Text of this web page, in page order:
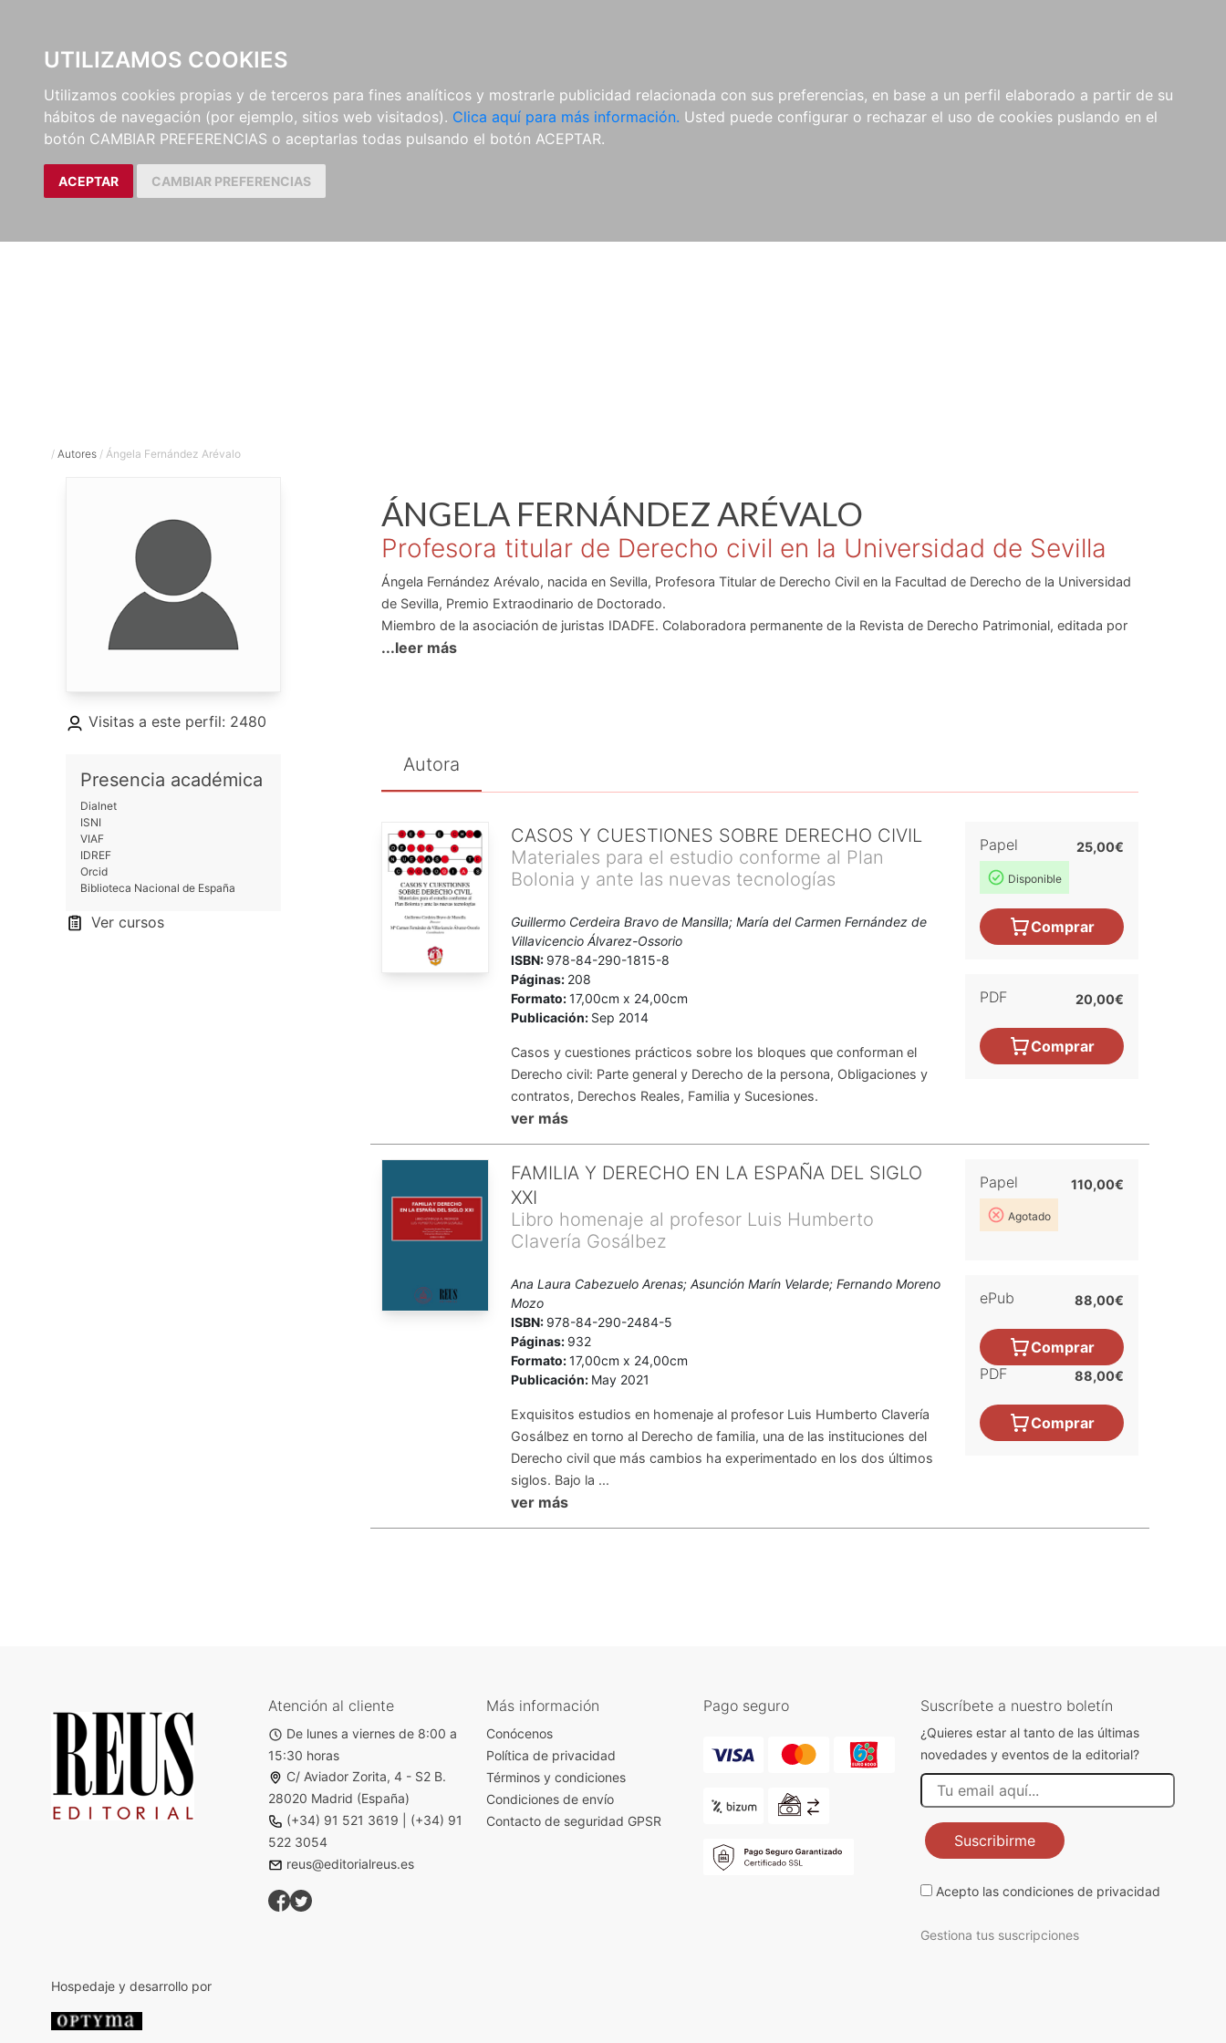
UTILIZAMOS COOKIES
Utilizamos cookies propias y de terceros para fines analíticos y mostrarle publicidad relacionada con sus preferencias, en base a un perfil elaborado a partir de su
hábitos de navegación (por ejemplo, sitios web visitados). Clica aquí para más información. Usted puede configurar o rechazar el uso de cookies puslando en el
botón CAMBIAR PREFERENCIAS o aceptarlas todas pulsando el botón ACEPTAR.
ACEPTAR CAMBIAR PREFERENCIAS
EDITORIAL E-BOOKS
LibrosAutoresColecciones
/ Autores / Ángela Fernández Arévalo
Visitas a este perfil: 2480
Presencia académica
Dialnet
ISNI
VIAF
IDREF
Orcid
Biblioteca Nacional de España
Ver cursos
ÁNGELA FERNÁNDEZ ARÉVALO
Profesora titular de Derecho civil en la Universidad de Sevilla
Ángela Fernández Arévalo, nacida en Sevilla, Profesora Titular de Derecho Civil en la Facultad de Derecho de la Universidad
de Sevilla, Premio Extraodinario de Doctorado.
Miembro de la asociación de juristas IDADFE. Colaboradora permanente de la Revista de Derecho Patrimonial, editada por
Aranzadi-Thomson
Figura del Project Management en el Ámbito del Contrato de Obra
...leer más
Autora
CASOS Y CUESTIONES SOBRE DERECHO CIVIL
Materiales para el estudio conforme al Plan
Bolonia y ante las nuevas tecnologías
Guillermo Cerdeira Bravo de Mansilla; María del Carmen Fernández de
Villavicencio Álvarez-Ossorio
ISBN: 978-84-290-1815-8
Páginas: 208
Formato:17,00cm x 24,00cm
Publicación: Sep 2014
Casos y cuestiones prácticos sobre los bloques que conforman el
Derecho civil: Parte general y Derecho de la persona, Obligaciones y
contratos, Derechos Reales, Familia y Sucesiones.
ver más
Papel
Disponible
25,00€
Comprar
PDF 20,00€
Comprar
FAMILIA Y DERECHO EN LA ESPAÑA DEL SIGLO
XXI
Libro homenaje al profesor Luis Humberto
Clavería Gosálbez
Ana Laura Cabezuelo Arenas; Asunción Marín Velarde; Fernando Moreno
Mozo
ISBN: 978-84-290-2484-5
Páginas: 932
Formato:17,00cm x 24,00cm
Publicación: May 2021
Exquisitos estudios en homenaje al profesor Luis Humberto Clavería
Gosálbez en torno al Derecho de familia, una de las instituciones del
Derecho civil que más cambios ha experimentado en los dos últimos
siglos. Bajo la ...
ver más
Papel
Agotado
110,00€
ePub 88,00€
Comprar
PDF
88,00€
Comprar
Atención al cliente
De lunes a viernes de 8:00 a
15:30 horas
C/ Aviador Zorita, 4 - S2 B.
28020 Madrid (España)
(+34) 91 521 3619
(+34) 91
522 3054
reus@editorialreus.es
Más información
Conócenos
Política de privacidad
Términos y condiciones
Condiciones de envío
Contacto de seguridad GPSR
Pago seguro Suscríbete a nuestro boletín
¿Quieres estar al tanto de las últimas
novedades y eventos de la editorial?
Suscribirme
Acepto las condiciones de privacidad
Gestiona tus suscripciones
Hospedaje y desarrollo por